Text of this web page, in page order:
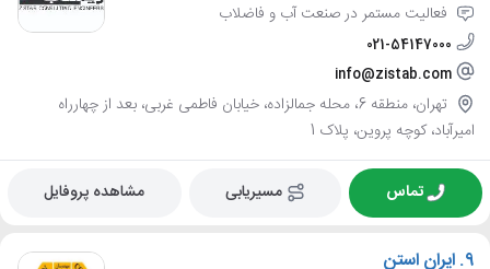
فعالیت مستمر در صنعت آب و فاضلاب
021-54147000
info@zistab.com
تهران، منطقه 6، محله جمالزاده، خیابان فاطمی غربی، بعد از چهارراه
امیرآباد، کوچه پروین، پلاک 1
تماس مسیریابی مشاهده پروفایل
9. ایران استن